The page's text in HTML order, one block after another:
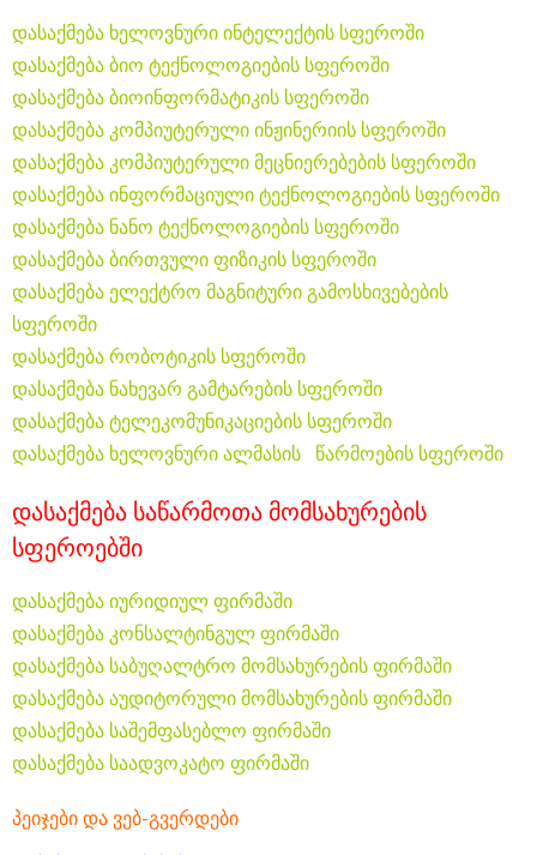
დასაქმება ხელოვნური ინტელექტის სფეროში
დასაქმება ბიო ტექნოლოგიების სფეროში
დასაქმება ბიოინფორმატიკის სფეროში
დასაქმება კომპიუტერული ინჟინერიის სფეროში
დასაქმება კომპიუტერული მეცნიერებების სფეროში
დასაქმება ინფორმაციული ტექნოლოგიების სფეროში
დასაქმება ნანო ტექნოლოგიების სფეროში
დასაქმება ბირთვული ფიზიკის სფეროში
დასაქმება ელექტრო მაგნიტური გამოსხივებების
სფეროში
დასაქმება რობოტიკის სფეროში
დასაქმება ნახევარ გამტარების სფეროში
დასაქმება ტელეკომუნიკაციების სფეროში
დასაქმება ხელოვნური ალმასის წარმოების სფეროში
დასაქმება საწარმოთა მომსახურების
სფეროებში
დასაქმება იურიდიულ ფირმაში
დასაქმება კონსალტინგულ ფირმაში
დასაქმება საბუღალტრო მომსახურების ფირმაში
დასაქმება აუდიტორული მომსახურების ფირმაში
დასაქმება საშემფასებლო ფირმაში
დასაქმება საადვოკატო ფირმაში
პეიჯები და ვებ-გვერდები